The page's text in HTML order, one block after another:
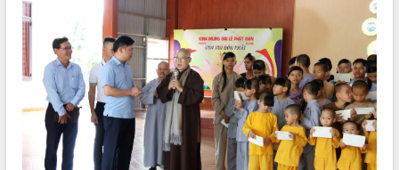
Kỳ họp thứ Hai, Hội đồng nhân dân
tỉnh khóa XI quyết nghị nhiều nội dung
quan trọng
Bí thư Tỉnh ủy Lương Nguyễn Minh
Triết thăm, tặng quà người có công với
cách mạng
Rà soát, hoàn thiện hệ thống thiết chế
văn hóa, thể thao đáp ứng yêu cầu
phát triển mới
LIÊN KẾT WEB